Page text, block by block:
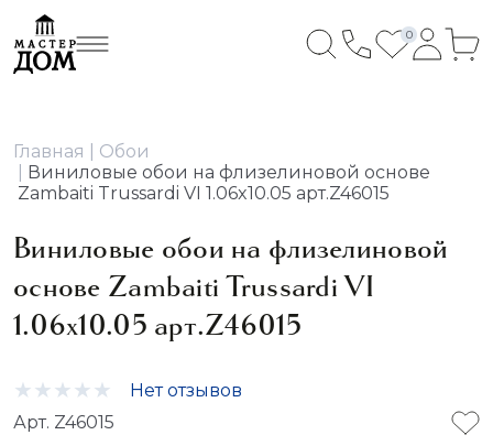
0
Главная
Обои
Виниловые обои на флизелиновой основе
Zambaiti Trussardi VI 1.06x10.05 арт.Z46015
Виниловые обои на флизелиновой
основе Zambaiti Trussardi VI
1.06x10.05 арт.Z46015
Нет отзывов
Арт. Z46015